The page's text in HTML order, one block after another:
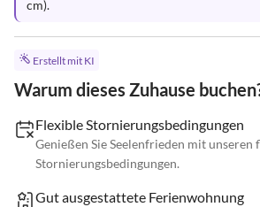
cm).
Erstellt mit KI
Warum dieses Zuhause
Flexible Stornierungsbedingungen
Genießen Sie Seelenfrieden mit unseren
Stornierungsbedingungen.
Gut ausgestattete Ferienwohnung